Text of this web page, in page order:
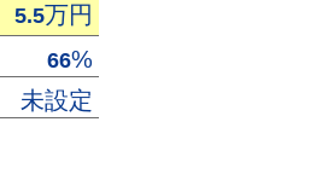
5.5万円
66%
未設定